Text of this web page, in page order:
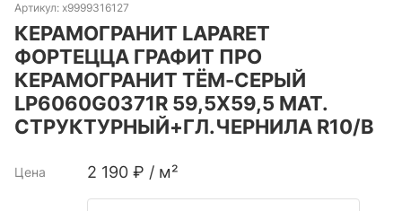
Артикул: х9999316127
КЕРАМОГРАНИТ LAPARET
ФОРТЕЦЦА ГРАФИТ ПРО
КЕРАМОГРАНИТ ТЁМ-СЕРЫЙ
LP6060G0371R 59,5Х59,5 МАТ.
СТРУКТУРНЫЙ+ГЛ.ЧЕРНИЛА R10/B
Цена 2 190 ₽ / м²